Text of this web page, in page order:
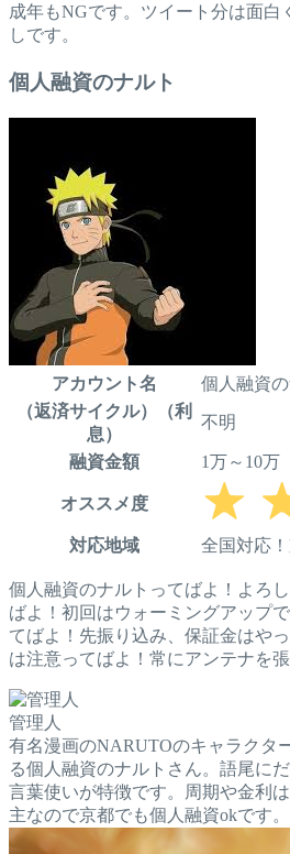
成年もNGです。ツイート分は面白
しです。
個人融資のナルト
アカウント名
個人融資
（返済サイクル）（利
息）
不明
融資金額 1万～10万
オススメ度
対応地域 全国対応！
個人融資のナルトってばよ！よろ
ばよ！初回はウォーミングアップ
てばよ！先振り込み、保証金はや
は注意ってばよ！常にアンテナを
管理人
有名漫画のNARUTOのキャラクタ
る個人融資のナルトさん。語尾に
言葉使いが特徴です。周期や金利
主なので京都でも個人融資okです。